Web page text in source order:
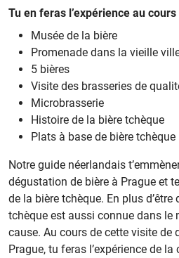
Tu en feras l’expérience au
Musée de la bière
Promenade dans la vieille
5 bières
Visite des brasseries de
Microbrasserie
Histoire de la bière tchèque
Plats à base de bière tchèque
Notre guide néerlandais
dégustation de bière à Prague et
de la bière tchèque. En plus d’être
tchèque est aussi connue dans le
cause. Au cours de cette visite de
Prague, tu feras l’expérience de